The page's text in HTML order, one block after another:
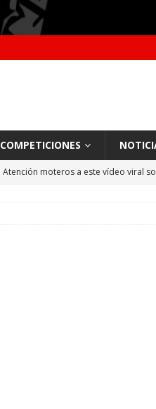
COMPETICIONES
Atención moteros a este vídeo viral